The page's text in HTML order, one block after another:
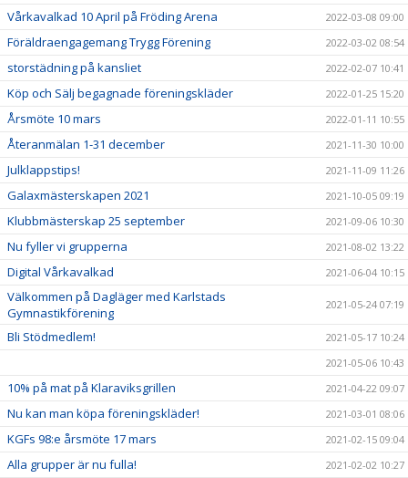
Vårkavalkad 10 April på Fröding Arena 2022-03-08 09:00
Föräldraengagemang Trygg Förening 2022-03-02 08:54
storstädning på kansliet 2022-02-07 10:41
Köp och Sälj begagnade föreningskläder 2022-01-25 15:20
Årsmöte 10 mars 2022-01-11 10:55
Återanmälan 1-31 december 2021-11-30 10:00
Julklappstips! 2021-11-09 11:26
Galaxmästerskapen 2021 2021-10-05 09:19
Klubbmästerskap 25 september 2021-09-06 10:30
Nu fyller vi grupperna 2021-08-02 13:22
Digital Vårkavalkad 2021-06-04 10:15
Välkommen på Dagläger med Karlstads
Gymnastikförening
2021-05-24 07:19
Bli Stödmedlem!
2021-05-17 10:24
2021-05-06 10:43
10% på mat på Klaraviksgrillen 2021-04-22 09:07
Nu kan man köpa föreningskläder! 2021-03-01 08:06
KGFs 98:e årsmöte 17 mars 2021-02-15 09:04
Alla grupper är nu fulla! 2021-02-02 10:27